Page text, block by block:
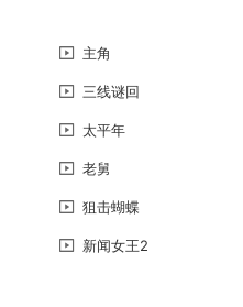
主角
三线谜回
太平年
老舅
狙击蝴蝶
新闻女王2